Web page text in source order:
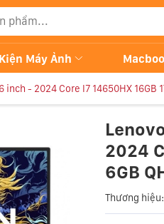
Máy Ảnh
- 2024 Core I7 14650HX 16GB
2024
6GB
Thương hiệu: